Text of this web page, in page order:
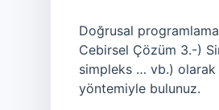
Doğrusal
Cebirsel Çözüm 3.-)
simpleks … vb.)
yöntemiyle bulunuz.